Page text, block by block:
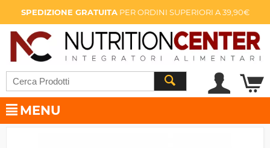
SPEDIZIONE GRATUITAPER ORDINI SUPERIORI A 39,90€
MENU